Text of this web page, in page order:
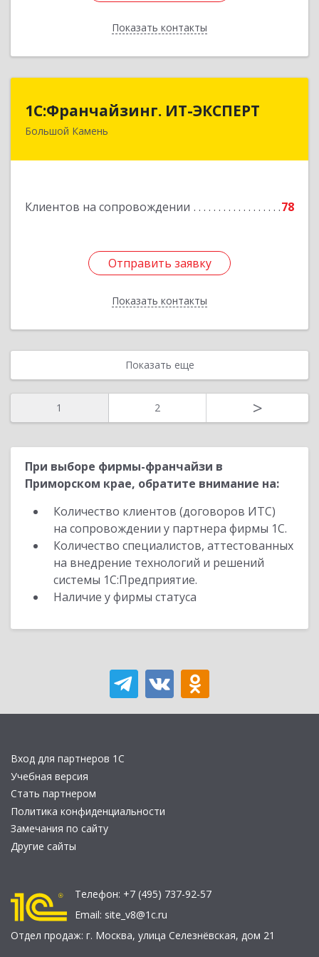
Показать контакты
Назад
1С:Франчайзинг. ИТ-ЭКСПЕРТ
Большой Камень
Клиентов на сопровождении 78
Отправить заявку
Показать контакты
1С:Франчайзинг. ИТ-ЭКСПЕРТ
692806, Приморский край, Большой Камень г,
Отправить заявку
Назад
Показать еще
1 2 >
При выборе фирмы-франчайзи в
Приморском крае, обратите внимание на:
Количество клиентов (договоров ИТС)
на сопровождении у партнера фирмы 1С.
Количество специалистов, аттестованных
на внедрение технологий и решений
системы 1С:Предприятие.
Наличие у фирмы статуса
Вход для партнеров 1С
Учебная версия
Стать партнером
Политика конфиденциальности
Замечания по сайту
Другие сайты
Телефон: +7 (495) 737-92-57
Email: site_v8@1c.ru
Отдел продаж: г. Москва, улица Селезнёвская, дом 21